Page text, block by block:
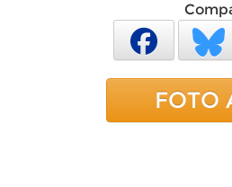
FOTO